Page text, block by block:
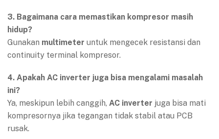
3. Bagaimana cara memastikan kompresor masih
hidup?
Gunakan multimeter untuk mengecek resistansi dan
continuity terminal kompresor.
4. Apakah AC inverter juga bisa mengalami masalah
ini?
Ya, meskipun lebih canggih, AC inverter juga bisa mati
kompresornya jika tegangan tidak stabil atau PCB
rusak.